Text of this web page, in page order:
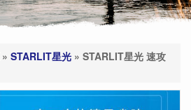
» STARLIT星光 » STARLIT星光 速攻